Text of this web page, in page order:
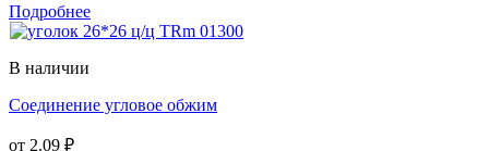
Подробнее
В наличии
Соединение угловое обжим
от 2.09 ₽